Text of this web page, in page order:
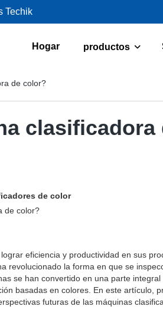
Techik
Hogar productos
de color?
clasificadora
de color
de color?
eficiencia y productividad en sus
revolucionado la forma en que se
se han convertido en una parte
basadas en colores. En este artículo,
futuras de las máquinas